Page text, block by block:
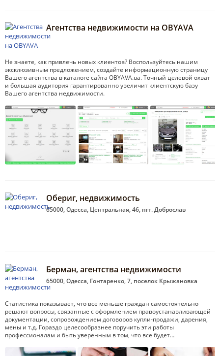
Агентства недвижимости на OBYAVA
Не знаете, как привлечь новых клиентов? Воспользуйтесь нашим
эксклюзивным предложением, создайте информационную страницу
Вашего агентства в каталоге сайта OBYAVA.ua. Точный целевой охват
и большая аудитория гарантированно увеличит клиентскую базу
Вашего агентства недвижимости.
Обериг, недвижимость
65000, Одесса, Центральная, 46, пгт. Доброслав
Берман, агентства недвижимости
65000, Одесса, Гонтаренко, 7, поселок Крыжановка
Статистика показывает, что все меньше граждан самостоятельно
решают вопросы, связанные с оформлением правоустанавливающей
документации, сопровождением договоров купли-продажи, дарения,
мены и т.д. Гораздо целесообразнее поручить эти работы
профессионалам и быть уверенным в том, что все будет…